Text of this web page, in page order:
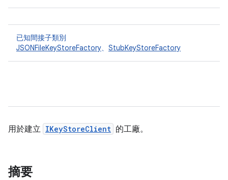
已知間接子類別
JSONFileKeyStoreFactory、 StubKeyStoreFactory
用於建立 IKeyStoreClient 的工廠。
摘要